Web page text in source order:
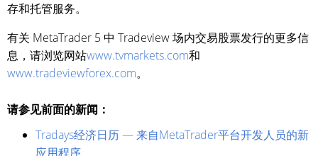
存和托管服务。
有关 MetaTrader 5 中 Tradeview 场内交易股票发行的更多信
息，请浏览网站www.tvmarkets.com和
www.tradeviewforex.com。
请参见前面的新闻：
Tradays经济日历 — 来自MetaTrader平台开发人员的新
应用程序